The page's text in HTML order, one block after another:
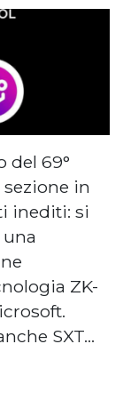
del 69°
in
inediti: si
ZK-
SXT…